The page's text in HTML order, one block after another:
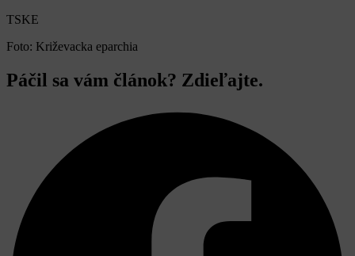
TSKE
Foto: Križevacka eparchia
Páčil sa vám článok? Zdieľajte.